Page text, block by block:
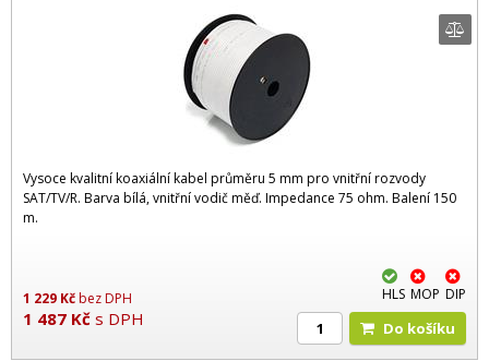
Vysoce kvalitní koaxiální kabel průměru 5 mm pro vnitřní rozvody
SAT/TV/R. Barva bílá, vnitřní vodič měď. Impedance 75 ohm. Balení 150
m.
1 229 Kčbez DPH
1 487 Kč s DPH
HLS MOP DIP
Do košíku